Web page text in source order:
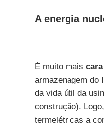
A energia
É muito mais cara
armazenagem do
da vida útil da
construção).
termelétricas a